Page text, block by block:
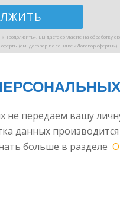
Вы даете согласие на обработку
(см. договор по ссылке «Договор оферты»)
не передаем вашу
данных производится
больше в разделе